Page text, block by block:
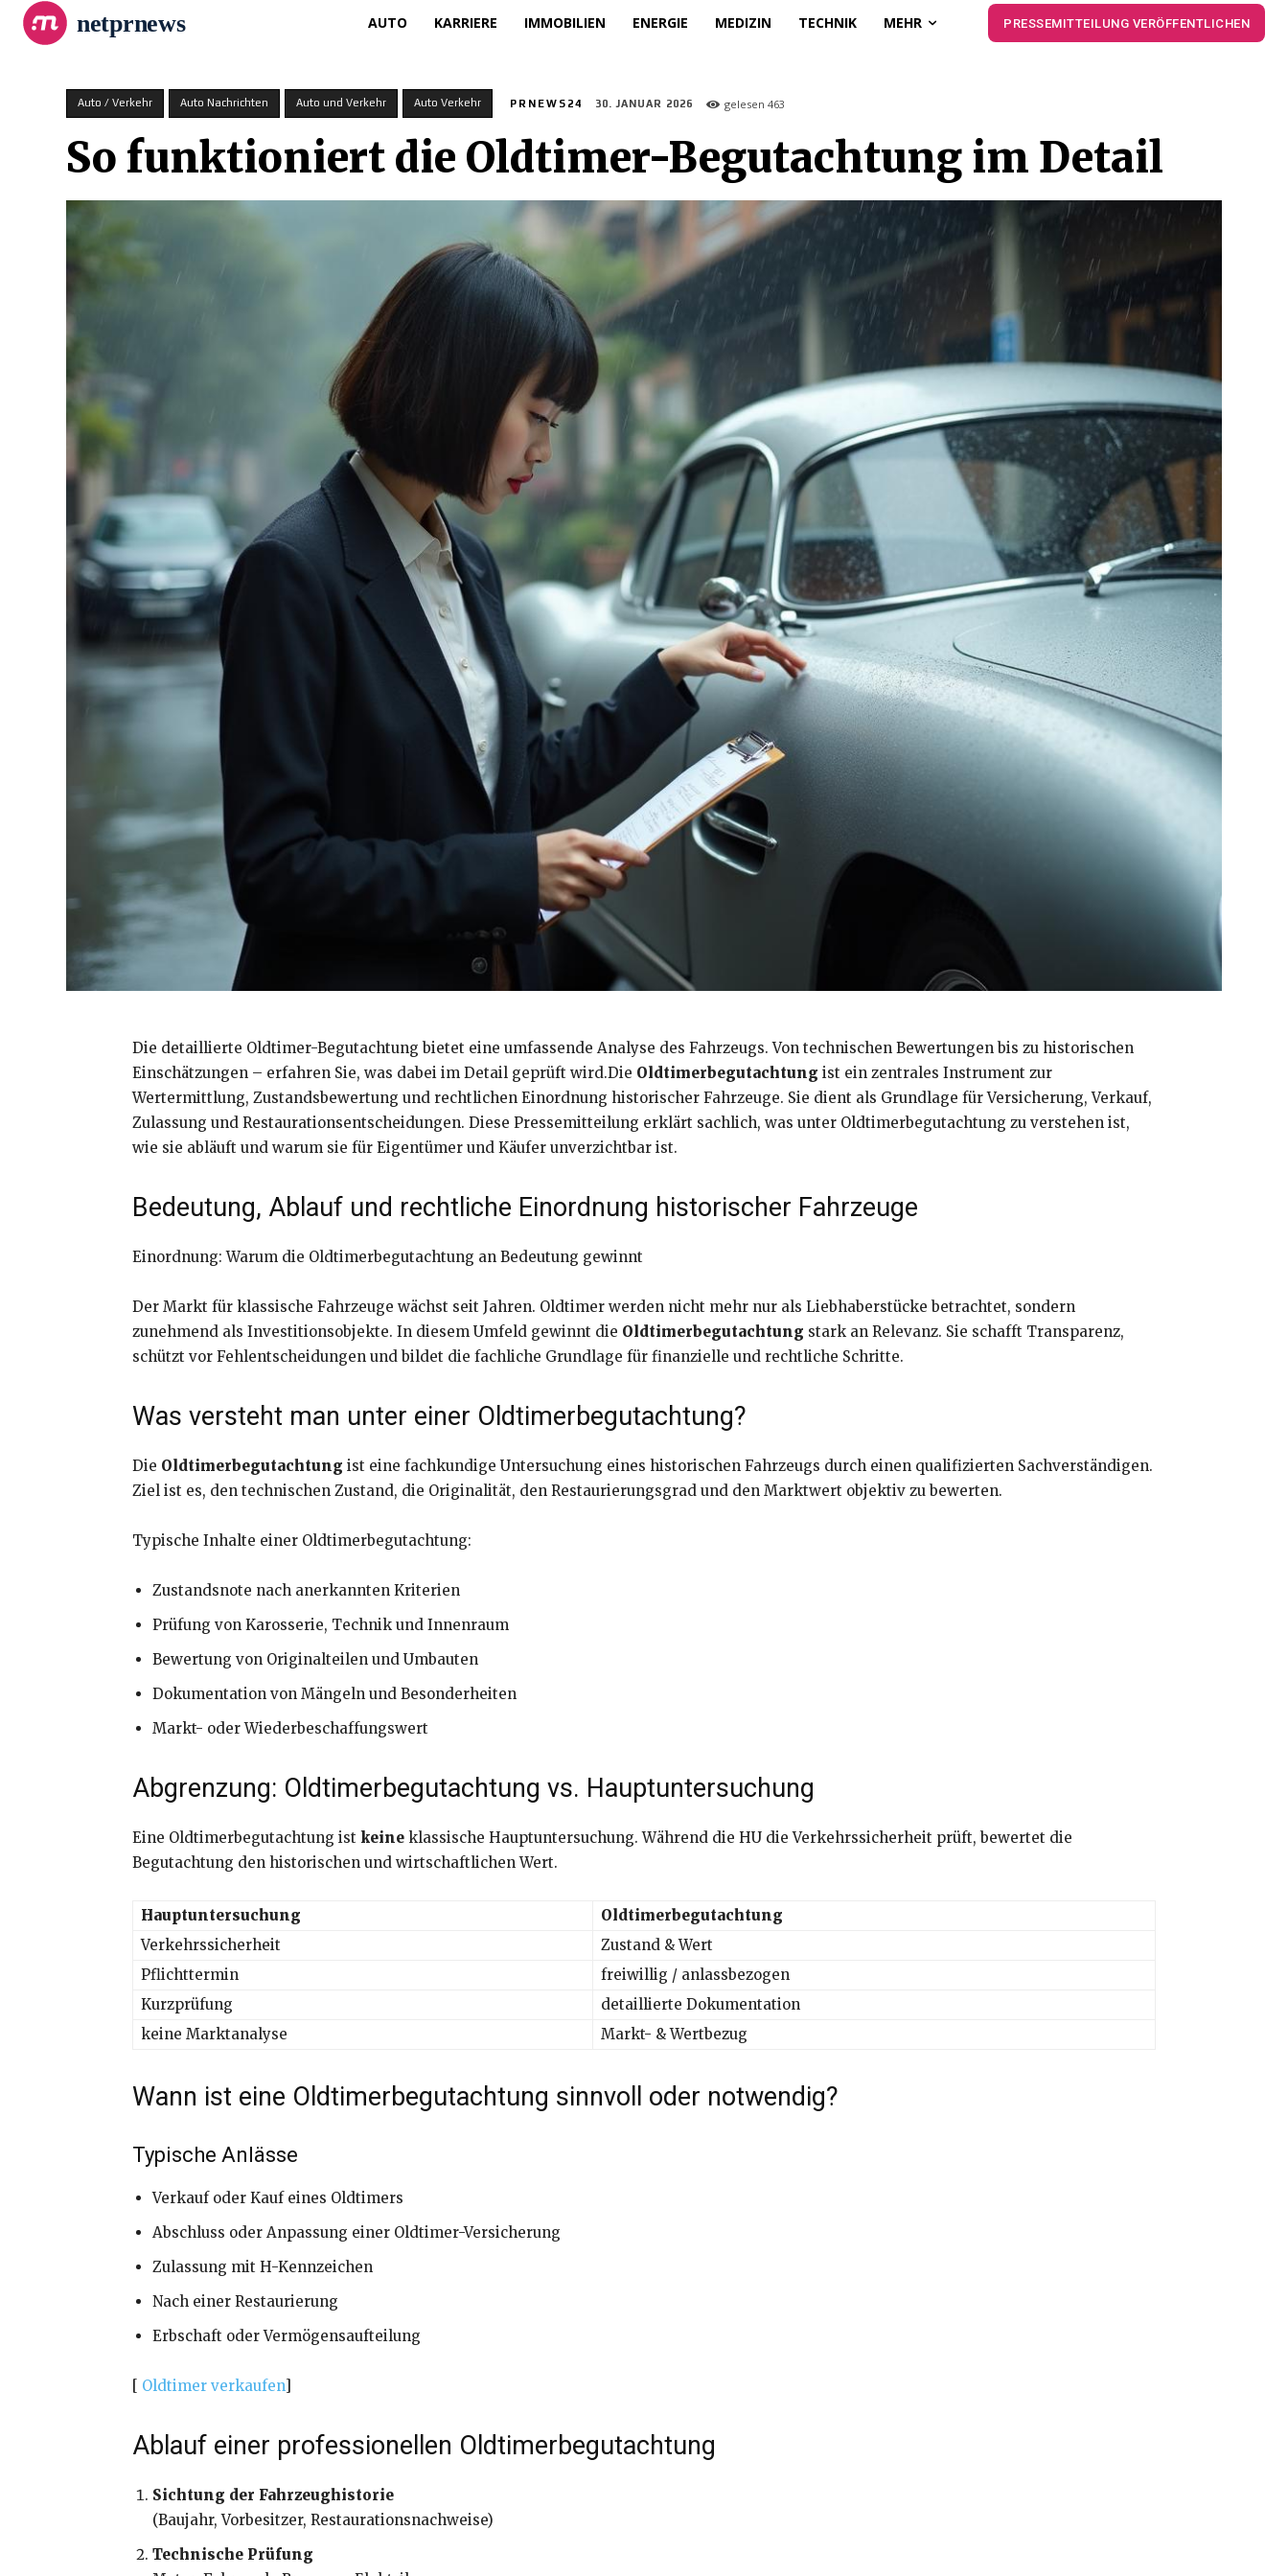
netprnews AUTO KARRIERE IMMOBILIEN ENERGIE MEDIZIN TECHNIK MEHR PRESSEMITTEILUNG VERÖFFENTLICHEN
Auto / Verkehr Auto Nachrichten Auto und Verkehr Auto Verkehr PRNEWS24 30. JANUAR 2026 gelesen 463
So funktioniert die Oldtimer-Begutachtung im Detail
Die detaillierte Oldtimer-Begutachtung bietet eine umfassende Analyse des Fahrzeugs. Von technischen Bewertungen bis zu historischen
Einschätzungen – erfahren Sie, was dabei im Detail geprüft wird.Die Oldtimerbegutachtung ist ein zentrales Instrument zur
Wertermittlung, Zustandsbewertung und rechtlichen Einordnung historischer Fahrzeuge. Sie dient als Grundlage für Versicherung, Verkauf,
Zulassung und Restaurationsentscheidungen. Diese Pressemitteilung erklärt sachlich, was unter Oldtimerbegutachtung zu verstehen ist,
wie sie abläuft und warum sie für Eigentümer und Käufer unverzichtbar ist.
Bedeutung, Ablauf und rechtliche Einordnung historischer Fahrzeuge
Einordnung: Warum die Oldtimerbegutachtung an Bedeutung gewinnt
Der Markt für klassische Fahrzeuge wächst seit Jahren. Oldtimer werden nicht mehr nur als Liebhaberstücke betrachtet, sondern
zunehmend als Investitionsobjekte. In diesem Umfeld gewinnt die Oldtimerbegutachtung stark an Relevanz. Sie schafft Transparenz,
schützt vor Fehlentscheidungen und bildet die fachliche Grundlage für finanzielle und rechtliche Schritte.
Was versteht man unter einer Oldtimerbegutachtung?
Die Oldtimerbegutachtung ist eine fachkundige Untersuchung eines historischen Fahrzeugs durch einen qualifizierten Sachverständigen.
Ziel ist es, den technischen Zustand, die Originalität, den Restaurierungsgrad und den Marktwert objektiv zu bewerten.
Typische Inhalte einer Oldtimerbegutachtung:
Zustandsnote nach anerkannten Kriterien
Prüfung von Karosserie, Technik und Innenraum
Bewertung von Originalteilen und Umbauten
Dokumentation von Mängeln und Besonderheiten
Markt- oder Wiederbeschaffungswert
Abgrenzung: Oldtimerbegutachtung vs. Hauptuntersuchung
Eine Oldtimerbegutachtung ist keine klassische Hauptuntersuchung. Während die HU die Verkehrssicherheit prüft, bewertet die
Begutachtung den historischen und wirtschaftlichen Wert.
Hauptuntersuchung
Oldtimerbegutachtung
Verkehrssicherheit
Zustand & Wert
Pflichttermin
freiwillig / anlassbezogen
Kurzprüfung
detaillierte Dokumentation
keine Marktanalyse
Markt- & Wertbezug
Wann ist eine Oldtimerbegutachtung sinnvoll oder notwendig?
Typische Anlässe
Verkauf oder Kauf eines Oldtimers
Abschluss oder Anpassung einer Oldtimer-Versicherung
Zulassung mit H-Kennzeichen
Nach einer Restaurierung
Erbschaft oder Vermögensaufteilung
Oldtimer verkaufen]
Ablauf einer professionellen Oldtimerbegutachtung
Sichtung der Fahrzeughistorie
(Baujahr, Vorbesitzer, Restaurationsnachweise)
Technische Prüfung